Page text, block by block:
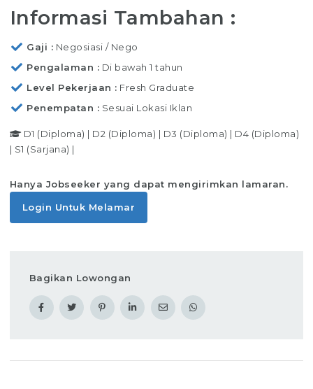
Informasi Tambahan :
Gaji
Negosiasi / Nego
Pengalaman
Di bawah 1 tahun
Level Pekerjaan
Fresh Graduate
Penempatan
Sesuai Lokasi Iklan
D1 (Diploma) | D2 (Diploma) | D3 (Diploma) | D4 (Diploma)
| S1 (Sarjana) |
Hanya Jobseeker yang dapat mengirimkan lamaran.
Login Untuk Melamar
Bagikan Lowongan